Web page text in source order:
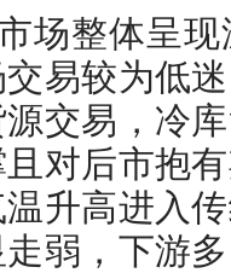
场整体呈
易较为低
交易，冷
对后市抱
升高进入
弱，下游